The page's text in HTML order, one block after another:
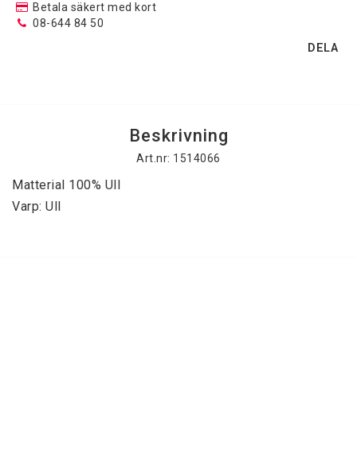
Kristallplafonder
Plastmattor
Betala säkert med kort
08-644 84 50
DELA
Beskrivning
Art.nr: 1514066
Matterial 100% Ull
Varp: Ull